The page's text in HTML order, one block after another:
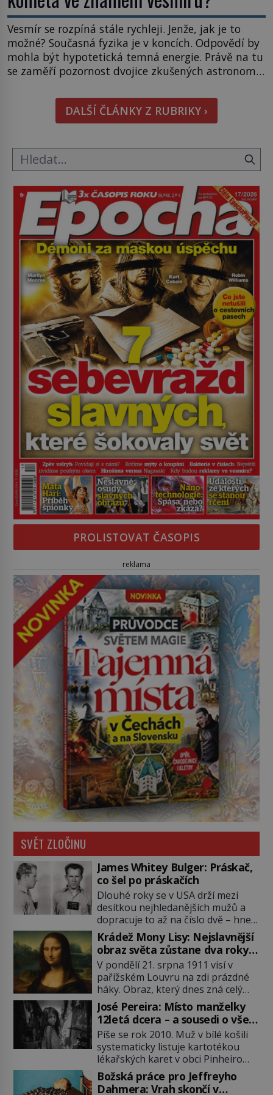
Vesmír se rozpíná stále rychleji. Jenže, jak je to
možné? Současná fyzika je v koncích. Odpovědí by
mohla být hypotetická temná energie. Právě na tu
se zaměří pozornost dvojice zkušených astronomů.
hmatatelnějšího. Naprosto rekordní kometu!
Astronomové Pedro Bernardinelli a Gary Bernstein
mravenčí prací zkoumají archivní snímky v rámci
DALŠÍ ČLÁNKY Z RUBRIKY ›
PROLISTOVAT ČASOPIS
reklama
SVĚT ZLOČINU
James Whitey Bulger: Práskač,
co šel po práskačích
Dlouhé roky se v USA drží mezi
desítkou nejhledanějších mužů a
dopracuje to až na číslo dvě – hned
po Usámovi bin Ládinovi (1957–
2011). To je James „Whitey“ Bulger
(1929–2018) viněný ze spoluúčasti
na 19 vraždách, vydírání a lichvy. A
samozřejmě, krom toho je ještě
drogový dealer, který neváhá
odstranit z cesty všechny práskače,
zatímco […]
Krádež Mony Lisy: Nejslavnější
obraz světa zůstane dva roky
nezvěstný
V pondělí 21. srpna 1911 visí v
pařížském Louvru na zdi prázdné
háky. Obraz, který dnes zná celý
svět, je pryč. Zpočátku si nikdo
nemyslí, že jde o krádež.
Zaměstnanci jsou přesvědčeni, že
Mona Lisa je jen v restaurátorské
dílně nebo u fotografa. Když se
ukáže pravda, propukne jeden z
největších honů na zloděje v […]
José Pereira: Místo manželky
12letá dcera – a sousedi o všem
vědí!
Píše se rok 2010. Muž v bílé košili
systematicky listuje kartotékou
lékařských karet v obci Pinheiro
ležící asi 20 kilometrů od farmy s
podivínským majitelem. Něco tu
Božská práce pro Jeffreyho
Dahmera: Vrah skončí v